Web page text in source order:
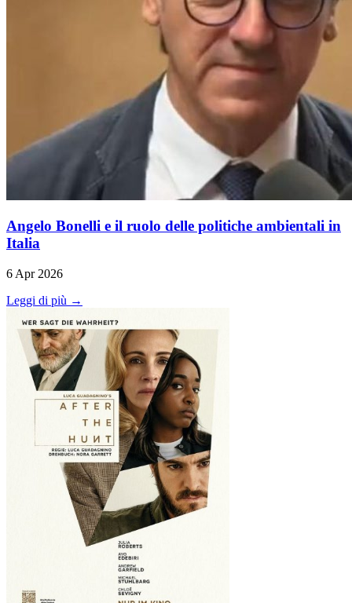
Angelo Bonelli e il ruolo delle politiche ambientali in
Italia
6 Apr 2026
Leggi di più →